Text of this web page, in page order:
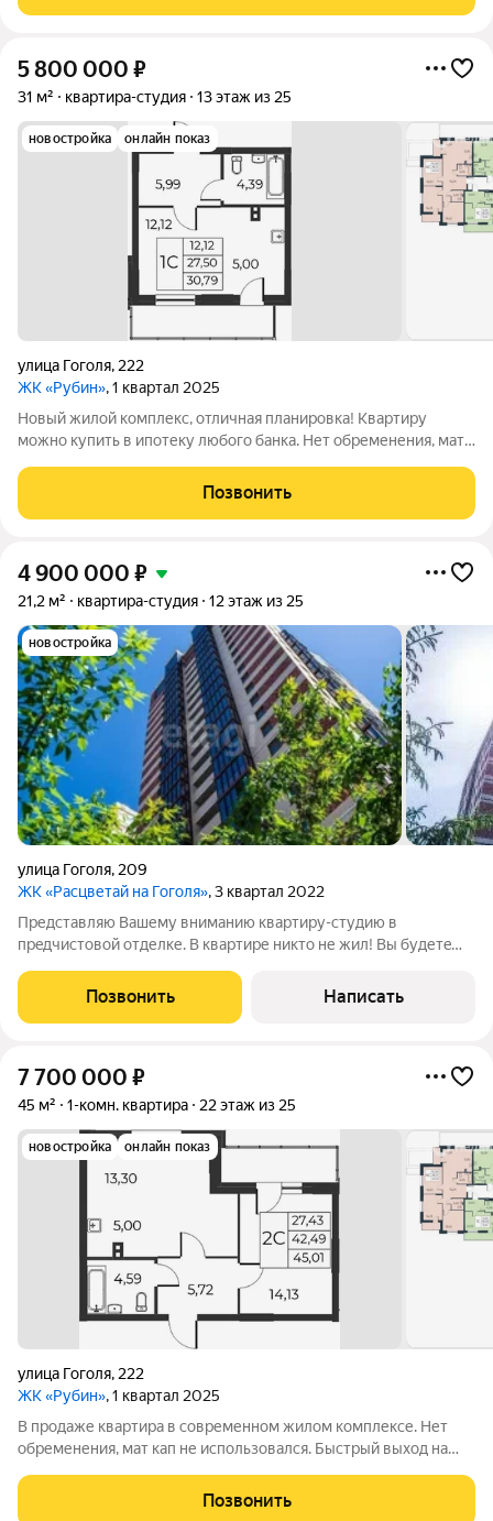
5 800 000 ₽
31 м² квартира-студия 13 этаж из 25
новостройка онлайн показ
улица Гоголя, 222
ЖК «Рубин», 1 квартал 2025
Новый жилой комплекс, отличная планировка! Квартиру
можно купить в ипотеку любого банка. Нет обременения, мат
Позвонить
4 900 000 ₽
21,2 м² квартира-студия 12 этаж из 25
новостройка
улица Гоголя, 209
ЖК «Расцветай на Гоголя», 3 квартал 2022
Представляю Вашему вниманию квартиру-студию в
прeдчистoвой отделке. В квартире никто не жил! Вы будетe
Инфраструктура развита: магазины, ТЦ, парки, фитнес,
больницы, школы и сады рядом! В десяти
Позвонить Написать
7 700 000 ₽
45 м² 1-комн. квартира 22 этаж из 25
новостройка онлайн показ
улица Гоголя, 222
ЖК «Рубин», 1 квартал 2025
В продаже квартира в современном жилом комплексе. Нет
обременения, мат кап не использовался. Быстрый выход на
Позвонить